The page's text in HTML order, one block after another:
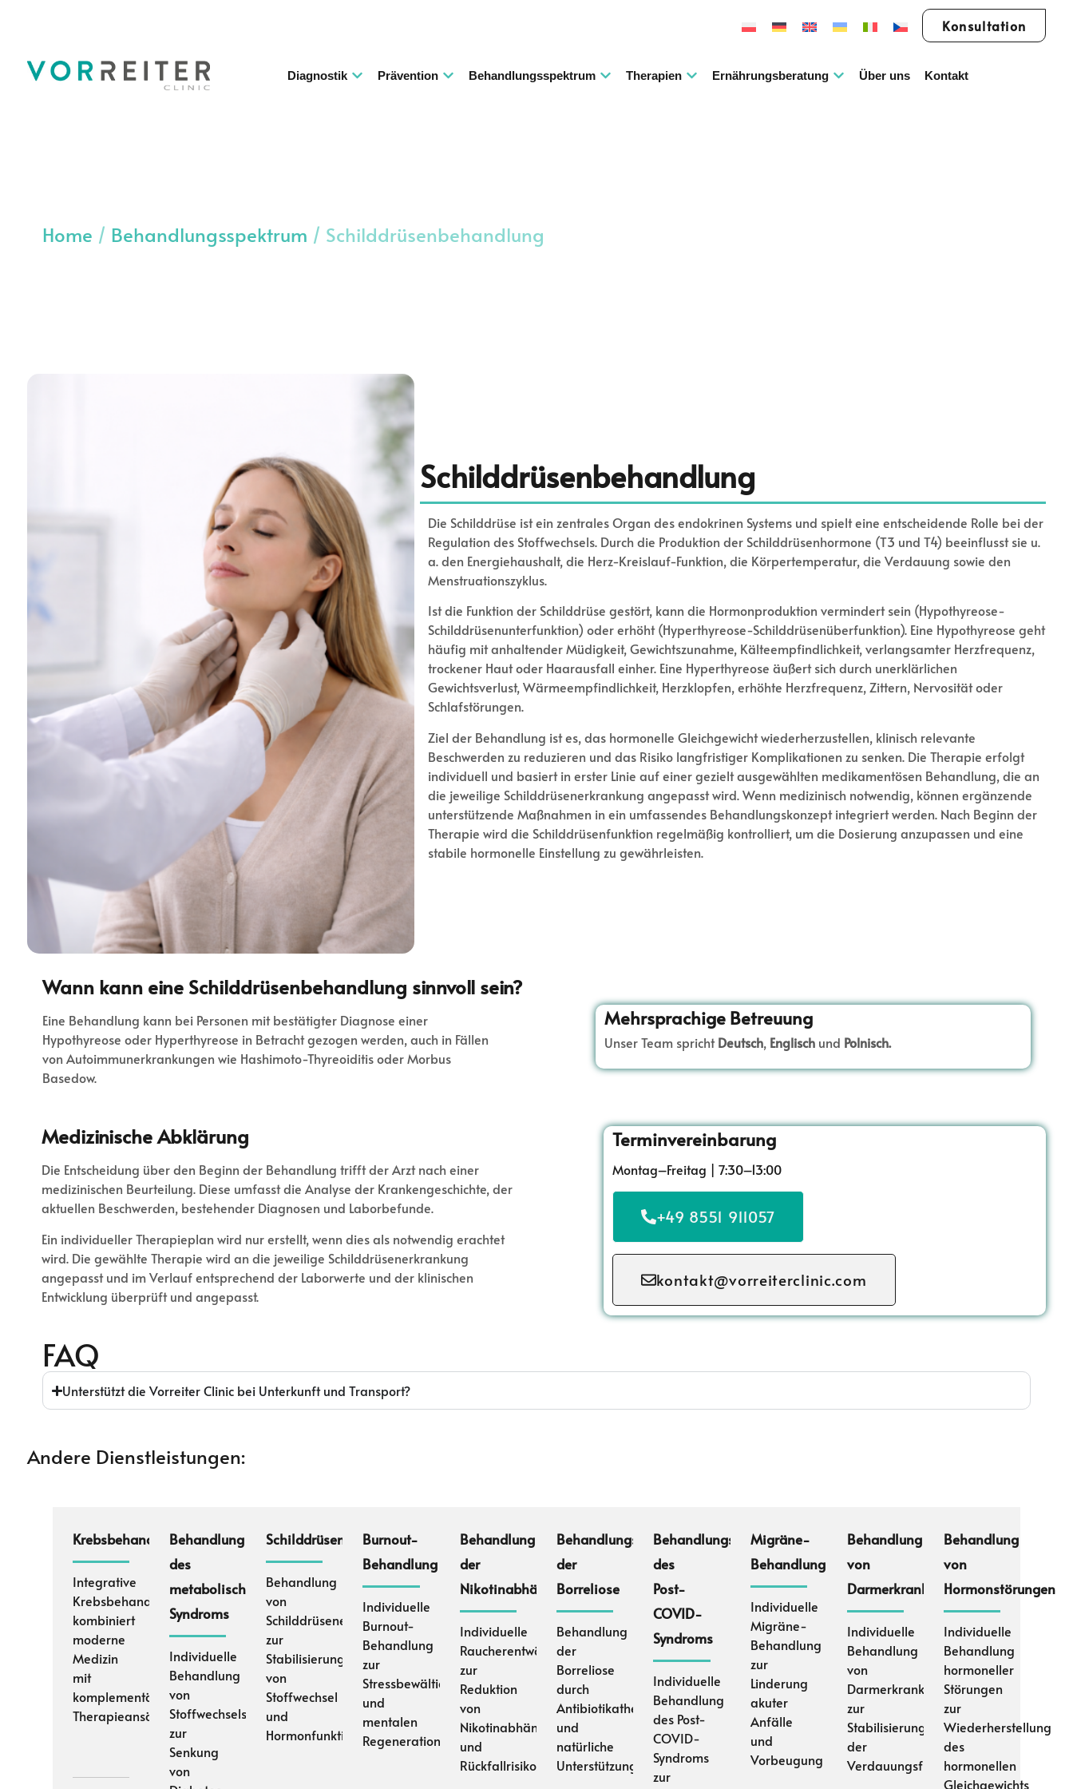
Konsultation
Diagnostik Prävention Behandlungsspektrum Therapien Ernährungsberatung Über uns Kontakt
Home / Behandlungsspektrum / Schilddrüsenbehandlung
Schilddrüsenbehandlung
Die Schilddrüse ist ein zentrales Organ des endokrinen Systems und spielt eine entscheidende Rolle bei der
Regulation des Stoffwechsels. Durch die Produktion der Schilddrüsenhormone (T3 und T4) beeinflusst sie u.
a. den Energiehaushalt, die Herz-Kreislauf-Funktion, die Körpertemperatur, die Verdauung sowie den
Menstruationszyklus.
Ist die Funktion der Schilddrüse gestört, kann die Hormonproduktion vermindert sein (Hypothyreose-
Schilddrüsenunterfunktion) oder erhöht (Hyperthyreose-Schilddrüsenüberfunktion). Eine Hypothyreose geht
häufig mit anhaltender Müdigkeit, Gewichtszunahme, Kälteempfindlichkeit, verlangsamter Herzfrequenz,
trockener Haut oder Haarausfall einher. Eine Hyperthyreose äußert sich durch unerklärlichen
Gewichtsverlust, Wärmeempfindlichkeit, Herzklopfen, erhöhte Herzfrequenz, Zittern, Nervosität oder
Schlafstörungen.
Ziel der Behandlung ist es, das hormonelle Gleichgewicht wiederherzustellen, klinisch relevante
Beschwerden zu reduzieren und das Risiko langfristiger Komplikationen zu senken. Die Therapie erfolgt
individuell und basiert in erster Linie auf einer gezielt ausgewählten medikamentösen Behandlung, die an
die jeweilige Schilddrüsenerkrankung angepasst wird. Wenn medizinisch notwendig, können ergänzende
unterstützende Maßnahmen in ein umfassendes Behandlungskonzept integriert werden. Nach Beginn der
Therapie wird die Schilddrüsenfunktion regelmäßig kontrolliert, um die Dosierung anzupassen und eine
stabile hormonelle Einstellung zu gewährleisten.
Wann kann eine Schilddrüsenbehandlung sinnvoll sein?
Eine Behandlung kann bei Personen mit bestätigter Diagnose einer
Hypothyreose oder Hyperthyreose in Betracht gezogen werden, auch in Fällen
von Autoimmunerkrankungen wie Hashimoto-Thyreoiditis oder Morbus
Basedow.
Mehrsprachige Betreuung
Unser Team sprichtDeutsch, Englisch und Polnisch.
Medizinische Abklärung
Die Entscheidung über den Beginn der Behandlung trifft der Arzt nach einer
medizinischen Beurteilung. Diese umfasst die Analyse der Krankengeschichte, der
aktuellen Beschwerden, bestehender Diagnosen und Laborbefunde.
Ein individueller Therapieplan wird nur erstellt, wenn dies als notwendig erachtet
wird. Die gewählte Therapie wird an die jeweilige Schilddrüsenerkrankung
angepasst und im Verlauf entsprechend der Laborwerte und der klinischen
Entwicklung überprüft und angepasst.
Terminvereinbarung
Montag–Freitag | 7:30–13:00
+49 8551 911057
kontakt@vorreiterclinic.com
FAQ
Unterstützt die Vorreiter Clinic bei Unterkunft und Transport?
Andere Dienstleistungen:
Krebsbehandlungsspektrum
Integrative
Krebsbehandlung
kombiniert
moderne
Medizin
mit
komplementären
Therapieansätzen
Behandlung
des
metabolischen
Syndroms
Individuelle
Behandlung
von
Stoffwechselstörungen
zur
Senkung
von
Schilddrüsenbehandlung
Behandlung
von
Schilddrüsenerkrankungen
zur
Stabilisierung
von
Stoffwechsel
und
Hormonfunktion
Burnout-
Behandlung
Individuelle
Burnout-
Behandlung
zur
Stressbewältigung
und
mentalen
Regeneration
Behandlung
der
Nikotinabhängigkeit
Individuelle
Raucherentwöhnung
zur
Reduktion
von
Nikotinabhängigkeit
und
Rückfallrisiko
Behandlungsspektrum
der
Borreliose
Behandlung
der
Borreliose
durch
Antibiotikatherapie
und
natürliche
Unterstützung
Behandlungsspektrum
des
Post-
COVID-
Syndroms
Individuelle
Behandlung
des Post-
COVID-
Syndroms
zur
Migräne-
Behandlung
Individuelle
Migräne-
Behandlung
zur
Linderung
akuter
Anfälle
und
Vorbeugung
Behandlung
von
Darmerkrankungen
Individuelle
Behandlung
von
Darmerkrankungen
zur
Stabilisierung
der
Verdauungsfunktion
Behandlung
von
Hormonstörungen
Individuelle
Behandlung
hormoneller
Störungen
zur
Wiederherstellung
des
hormonellen
Gleichgewichts